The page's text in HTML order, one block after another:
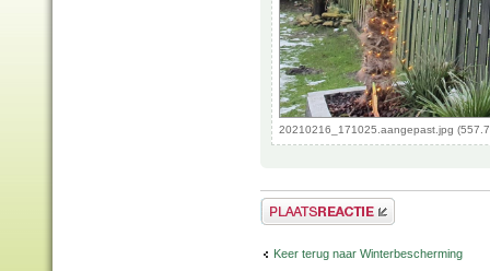
20210216_171025.aangepast.jpg
Plaats een reactie
Keer terug naar Winterbescherming